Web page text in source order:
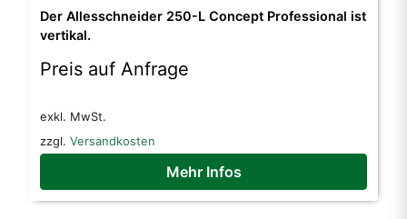
Der Allesschneider 250-L Concept Professional ist
vertikal.
Preis auf Anfrage
exkl. MwSt.
zzgl. Versandkosten
Mehr Infos